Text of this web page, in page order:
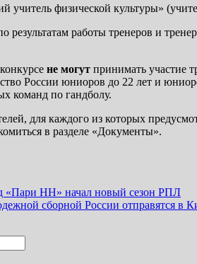
учитель физической культуры»
результатам работы тренеров и
не могут принимать участие
России юниоров до 22 лет и
команд по гандболу.
для каждого из которых
в разделе «Документы».
«Пари НН» начал новый сезон РПЛ
сборной России отправятся в